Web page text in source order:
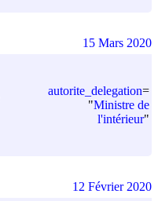
autorite_delegation=
"Ministre de
l'intérieur"
15 Mars 2020
12 Février 2020